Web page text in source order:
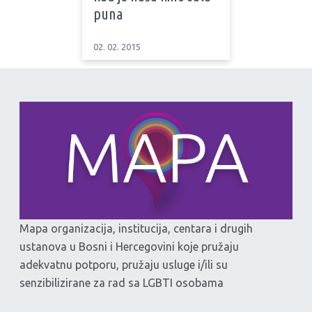
puna
02. 02. 2015
Mapa organizacija, institucija, centara i drugih
ustanova u Bosni i Hercegovini koje pružaju
adekvatnu potporu, pružaju usluge i/ili su
senzibilizirane za rad sa LGBTI osobama